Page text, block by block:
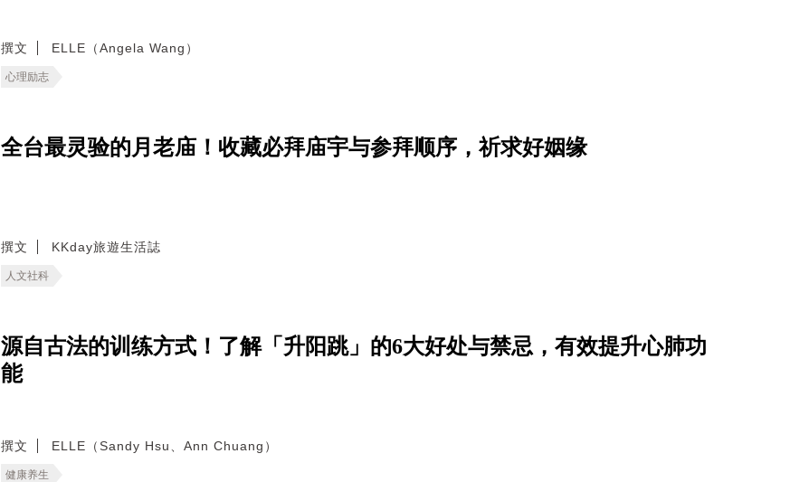
撰文 ELLE（Angela Wang）
心理励志
全台最灵验的月老庙！收藏必拜庙宇与参拜顺序，祈求好姻缘
撰文 KKday旅遊生活誌
人文社科
源自古法的训练方式！了解「升阳跳」的6大好处与禁忌，有效提升心肺功
能
撰文 ELLE（Sandy Hsu、Ann Chuang）
健康养生